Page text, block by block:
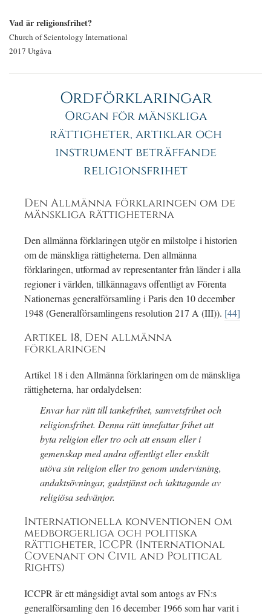
Vad är religionsfrihet?
Church of Scientology International
2017 Utgåva
Ordförklaringar
Organ för mänskliga
rättigheter, artiklar och
instrument beträffande
religionsfrihet
Den Allmänna förklaringen om de
mänskliga rättigheterna
Den allmänna förklaringen utgör en milstolpe i historien
om de mänskliga rättigheterna. Den allmänna
förklaringen, utformad av representanter från länder i alla
regioner i världen, tillkännagavs offentligt av Förenta
Nationernas generalförsamling i Paris den 10 december
1948 (Generalförsamlingens resolution 217 A (III)). [44]
Artikel 18, Den allmänna
förklaringen
Artikel 18 i den Allmänna förklaringen om de mänskliga
rättigheterna, har ordalydelsen:
Envar har rätt till tankefrihet, samvetsfrihet och
religionsfrihet. Denna rätt innefattar frihet att
byta religion eller tro och att ensam eller i
gemenskap med andra offentligt eller enskilt
utöva sin religion eller tro genom undervisning,
andaktsövningar, gudstjänst och iakttagande av
religiösa sedvänjor.
Internationella konventionen om
medborgerliga och politiska
rättigheter, ICCPR (International
Covenant on Civil and Political
Rights)
ICCPR är ett mångsidigt avtal som antogs av FN:s
generalförsamling den 16 december 1966 som har varit i